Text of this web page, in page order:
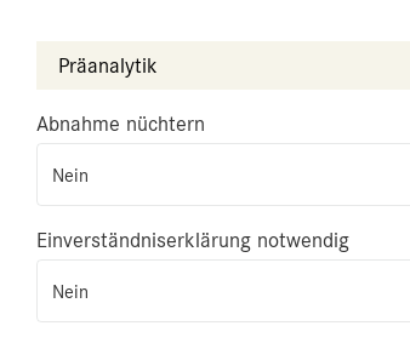
Präanalytik
Abnahme nüchtern
Nein
Einverständniserklärung notwendig
Nein